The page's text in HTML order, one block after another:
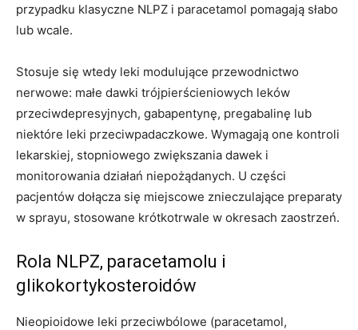
przypadku klasyczne NLPZ i paracetamol pomagają słabo
lub wcale.
Stosuje się wtedy leki modulujące przewodnictwo
nerwowe: małe dawki trójpierścieniowych leków
przeciwdepresyjnych, gabapentynę, pregabalinę lub
niektóre leki przeciwpadaczkowe. Wymagają one kontroli
lekarskiej, stopniowego zwiększania dawek i
monitorowania działań niepożądanych. U części
pacjentów dołącza się miejscowe znieczulające preparaty
w sprayu, stosowane krótkotrwale w okresach zaostrzeń.
Rola NLPZ, paracetamolu i
glikokortykosteroidów
Nieopioidowe leki przeciwbólowe (paracetamol,